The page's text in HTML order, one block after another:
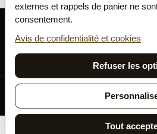
© 2026 Ladymary ·
Czech Republic · IČO 04375092 · DIČ
ConfidentialitéConditions générales
Toutes nos fleurs et résines sont
externes et rappels de panier ne
consentement.
Avis de confidentialité et cookies
Refuser les
Tout